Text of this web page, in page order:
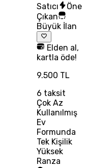
Satıcı
Öne
Çıkan
Büyük İlan
Elden al,
kartla öde!
9.500 TL
6 taksit
Çok Az
Kullanılmış
Ev
Formunda
Tek Kişilik
Yüksek
Ranza